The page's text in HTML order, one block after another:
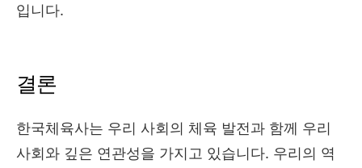
입니다.
결론
한국체육사는 우리 사회의 체육 발전과 함께 우리
사회와 깊은 연관성을 가지고 있습니다. 우리의 역